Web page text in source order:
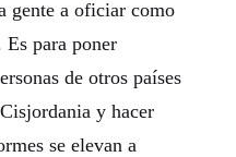
gente a oficiar como
Es para poner
de otros países
y hacer
se elevan a